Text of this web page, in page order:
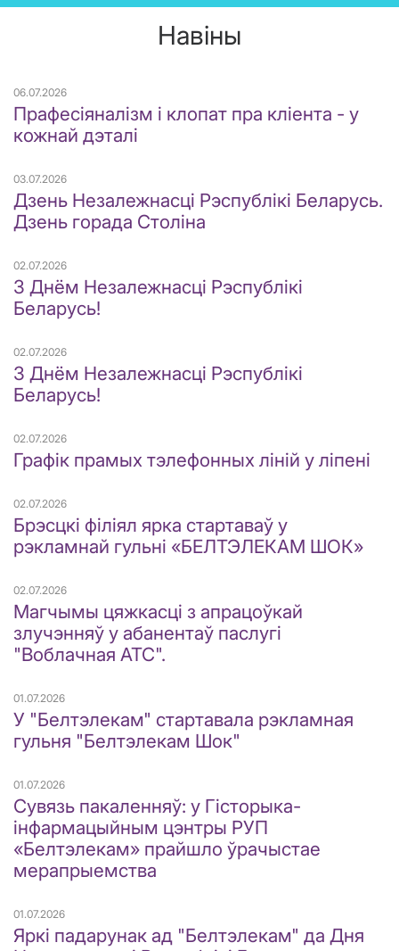
Навіны
06.07.2026
Прафесіяналізм і клопат пра кліента - у
кожнай дэталі
03.07.2026
Дзень Незалежнасці Рэспублікі Беларусь.
Дзень горада Століна
02.07.2026
З Днём Незалежнасці Рэспублікі
Беларусь!
02.07.2026
З Днём Незалежнасці Рэспублікі
Беларусь!
02.07.2026
Графік прамых тэлефонных ліній у ліпені
02.07.2026
Брэсцкі філіял ярка стартаваў у
рэкламнай гульні «БЕЛТЭЛЕКАМ ШОК»
02.07.2026
Магчымы цяжкасці з апрацоўкай
злучэнняў у абанентаў паслугі
"Воблачная АТС".
01.07.2026
У "Белтэлекам" стартавала рэкламная
гульня "Белтэлекам Шок"
01.07.2026
Сувязь пакаленняў: у Гісторыка-
інфармацыйным цэнтры РУП
«Белтэлекам» прайшло ўрачыстае
мерапрыемства
01.07.2026
Яркі падарунак ад "Белтэлекам" да Дня